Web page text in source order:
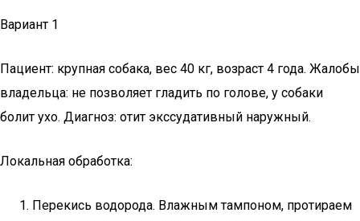
Вариант 1
Пациент: крупная собака, вес 40 кг, возраст 4 года. Жалобы
владельца: не позволяет гладить по голове, у собаки
болит ухо. Диагноз: отит экссудативный наружный.
Локальная обработка:
Перекись водорода. Влажным тампоном, протираем